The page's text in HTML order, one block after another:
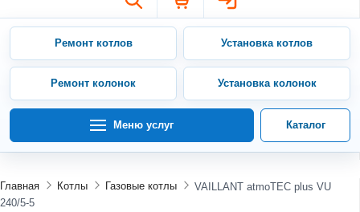
Ремонт котлов Установка котлов
Ремонт колонок Установка колонок
Меню услуг Каталог
Главная Котлы Газовые котлы
VAILLANT atmoTEC plus VU
240/5-5